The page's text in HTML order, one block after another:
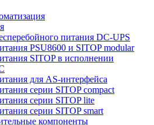
питания DC-UPS
PSU8600 и SITOP modular
SITOP в исполнении
для AS-интерфейса
серии SITOP compact
серии SITOP lite
серии SITOP smart
компоненты